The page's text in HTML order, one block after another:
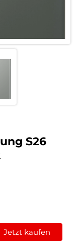
S26
Jetzt kaufen